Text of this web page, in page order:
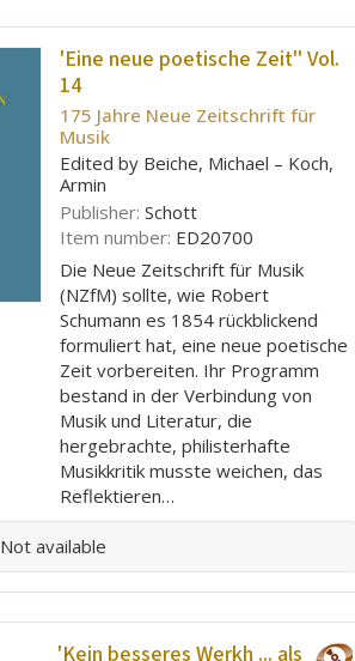
'Eine neue poetische Zeit'' Vol.
14
175 Jahre Neue Zeitschrift für
Musik
Edited by Beiche, Michael – Koch,
Armin
Publisher: Schott
Item number: ED20700
Die Neue Zeitschrift für Musik
(NZfM) sollte, wie Robert
Schumann es 1854 rückblickend
formuliert hat, eine neue poetische
Zeit vorbereiten. Ihr Programm
bestand in der Verbindung von
Musik und Literatur, die
hergebrachte, philisterhafte
Musikkritik musste weichen, das
Reflektieren…
Not available
'Kein besseres Werkh ... als